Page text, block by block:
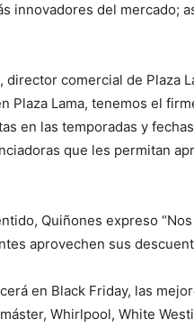
innovadores del mercado;
director comercial de Plaza
Plaza Lama, tenemos el
en las temporadas y
que les permitan
Quiñones expreso
aprovechen sus
en Black Friday, las
Whirlpool, White